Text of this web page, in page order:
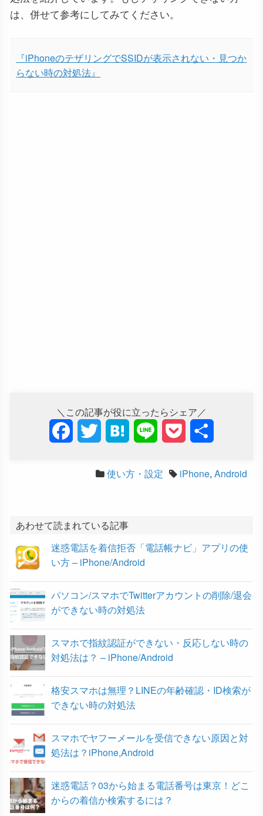
は、併せて参考にしてみてください。
『iPhoneのテザリングでSSIDが表示されない・見つか
らない時の対処法』
＼この記事が役に立ったらシェア／
b
o
k
i
t
e
t
a
n
c
t
使い方・設定
iPhone, Android
あわせて読まれている記事
迷惑電話を着信拒否「電話帳ナビ」アプリの使
い方 – iPhone/Android
パソコン/スマホでTwitterアカウントの削除/退会
ができない時の対処法
スマホで指紋認証ができない・反応しない時の
対処法は？ – iPhone/Android
格安スマホは無理？LINEの年齢確認・ID検索が
できない時の対処法
スマホでヤフーメールを受信できない原因と対
処法は？iPhone,Android
迷惑電話？03から始まる電話番号は東京！どこ
からの着信か検索するには？